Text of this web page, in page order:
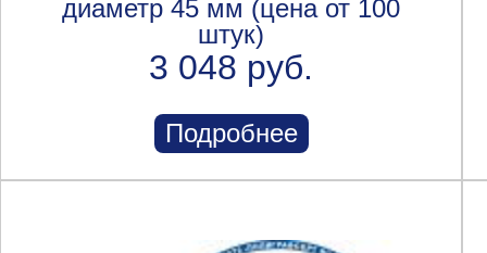
диаметр 45 мм (цена от 100
штук)
3 048 руб.
Подробнее